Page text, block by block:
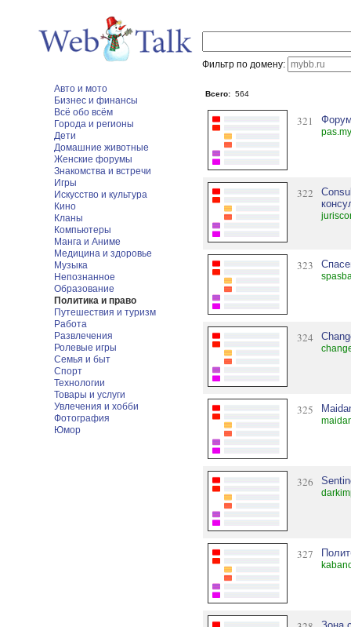
Фильтр по домену:
Авто и мото
Бизнес и финансы
Всё обо всём
Города и регионы
Дети
Домашние животные
Женские форумы
Знакомства и встречи
Игры
Искусство и культура
Кино
Кланы
Компьютеры
Манга и Аниме
Медицина и здоровье
Музыка
Непознанное
Образование
Политика и право
Путешествия и туризм
Работа
Развлечения
Ролевые игры
Семья и быт
Спорт
Технологии
Товары и услуги
Увлечения и хобби
Фотография
Юмор
Всего: 564
321
322
323
324
325
326
327